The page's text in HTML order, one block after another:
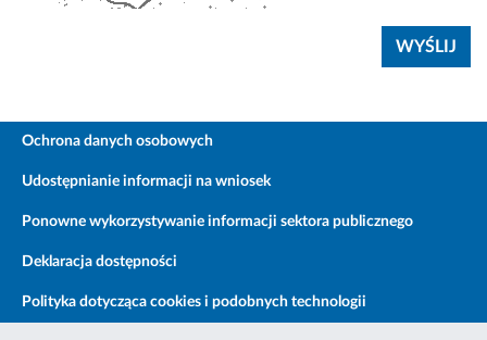
Ochrona danych osobowych
Udostępnianie informacji na wniosek
Ponowne wykorzystywanie informacji sektora publicznego
Deklaracja dostępności
Polityka dotycząca cookies i podobnych technologii